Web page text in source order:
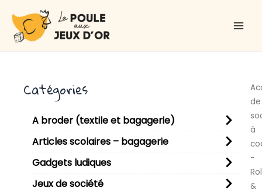
contenu
Catégories
A broder (textile et bagagerie)
Articles scolaires – bagagerie
Gadgets ludiques
Jeux de société
de
à
-
&